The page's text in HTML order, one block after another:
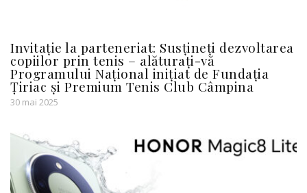
Invitație la parteneriat: Susțineți dezvoltarea
copiilor prin tenis – alăturați-vă
Programului Național inițiat de Fundația
Țiriac și Premium Tenis Club Câmpina
30 mai 2025